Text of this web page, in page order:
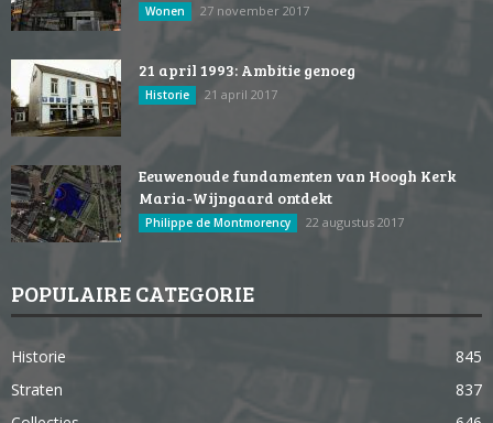
Wonen 27 november 2017
21 april 1993: Ambitie genoeg
Historie 21 april 2017
Eeuwenoude fundamenten van Hoogh Kerk
Maria-Wijngaard ontdekt
Philippe de Montmorency 22 augustus 2017
POPULAIRE CATEGORIE
Historie
845
Straten
837